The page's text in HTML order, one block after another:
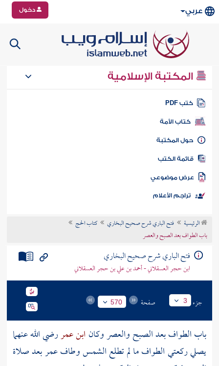
عربي دخول
المكتبة الإسلامية
كتب PDF
كتاب الأمة
المكتبة
الكتب
موضوعي
تراجم الأعلام
الرئيسية فتح الباري شرح صحيح البخاري
كتاب الحج
باب الطواف بعد الصبح والعصر
فتح الباري شرح صحيح البخاري
ابن حجر العسقلاني - أحمد بن علي بن حجر العسقلاني
جزء 3 صفحة 570
باب الطواف بعد الصبح والعصر وكان ابن عمررضي الله عنهما
يصلي ركعتي الطواف ما لم تطلع الشمس وطافعمربعد صلاة